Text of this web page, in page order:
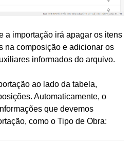
a importação irá apagar os itens
na composição e adicionar os
informados do arquivo.
ao lado da tabela,
. Automaticamente, o
que devemos
, como o Tipo de Obra: